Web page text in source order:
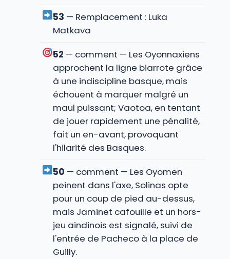
53 — Remplacement : Luka
Matkava
52 — comment — Les Oyonnaxiens
approchent la ligne biarrote grâce
à une indiscipline basque, mais
échouent à marquer malgré un
maul puissant; Vaotoa, en tentant
de jouer rapidement une pénalité,
fait un en-avant, provoquant
l'hilarité des Basques.
50 — comment — Les Oyomen
peinent dans l'axe, Solinas opte
pour un coup de pied au-dessus,
mais Jaminet cafouille et un hors-
jeu aindinois est signalé, suivi de
l'entrée de Pacheco à la place de
Guilly.